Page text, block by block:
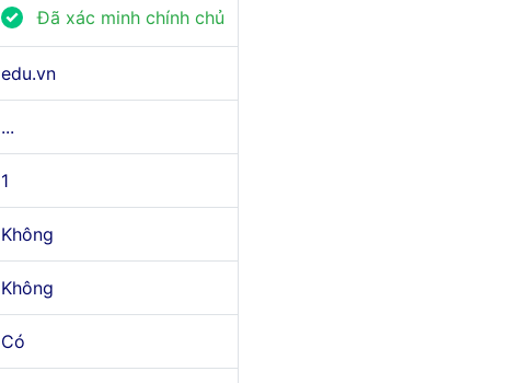
Đã xác minh chính chủ
edu.vn
...
1
Không
Không
Có